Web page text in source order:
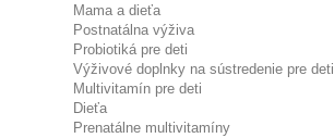
Mama a dieťa
Postnatálna výživa
Probiotiká pre deti
Výživové doplnky na sústredenie pre deti
Multivitamín pre deti
Dieťa
Prenatálne multivitamíny